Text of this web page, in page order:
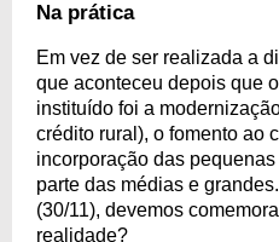
Na prática
Em vez de ser realizada a
que aconteceu depois que
instituído foi a
crédito rural), o fomento ao
incorporação das
parte das médias e
(30/11), devemos
realidade?